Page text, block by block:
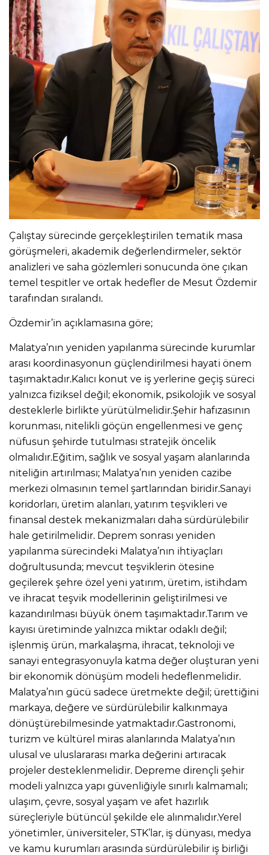
Çalıştay sürecinde gerçekleştirilen tematik masa
görüşmeleri, akademik değerlendirmeler, sektör
analizleri ve saha gözlemleri sonucunda öne çıkan
temel tespitler ve ortak hedefler de Mesut Özdemir
tarafından sıralandı.
Özdemir’in açıklamasına göre;
Malatya’nın yeniden yapılanma sürecinde kurumlar
arası koordinasyonun güçlendirilmesi hayati önem
taşımaktadır.Kalıcı konut ve iş yerlerine geçiş süreci
yalnızca fiziksel değil; ekonomik, psikolojik ve sosyal
desteklerle birlikte yürütülmelidir.Şehir hafızasının
korunması, nitelikli göçün engellenmesi ve genç
nüfusun şehirde tutulması stratejik öncelik
olmalıdır.Eğitim, sağlık ve sosyal yaşam alanlarında
niteliğin artırılması; Malatya’nın yeniden cazibe
merkezi olmasının temel şartlarından biridir.Sanayi
koridorları, üretim alanları, yatırım teşvikleri ve
finansal destek mekanizmaları daha sürdürülebilir
hale getirilmelidir. Deprem sonrası yeniden
yapılanma sürecindeki Malatya’nın ihtiyaçları
doğrultusunda; mevcut teşviklerin ötesine
geçilerek şehre özel yeni yatırım, üretim, istihdam
ve ihracat teşvik modellerinin geliştirilmesi ve
kazandırılması büyük önem taşımaktadır.Tarım ve
kayısı üretiminde yalnızca miktar odaklı değil;
işlenmiş ürün, markalaşma, ihracat, teknoloji ve
sanayi entegrasyonuyla katma değer oluşturan yeni
bir ekonomik dönüşüm modeli hedeflenmelidir.
Malatya’nın gücü sadece üretmekte değil; ürettiğini
markaya, değere ve sürdürülebilir kalkınmaya
dönüştürebilmesinde yatmaktadır.Gastronomi,
turizm ve kültürel miras alanlarında Malatya’nın
ulusal ve uluslararası marka değerini artıracak
projeler desteklenmelidir. Depreme dirençli şehir
modeli yalnızca yapı güvenliğiyle sınırlı kalmamalı;
ulaşım, çevre, sosyal yaşam ve afet hazırlık
süreçleriyle bütüncül şekilde ele alınmalıdır.Yerel
yönetimler, üniversiteler, STK’lar, iş dünyası, medya
ve kamu kurumları arasında sürdürülebilir iş birliği